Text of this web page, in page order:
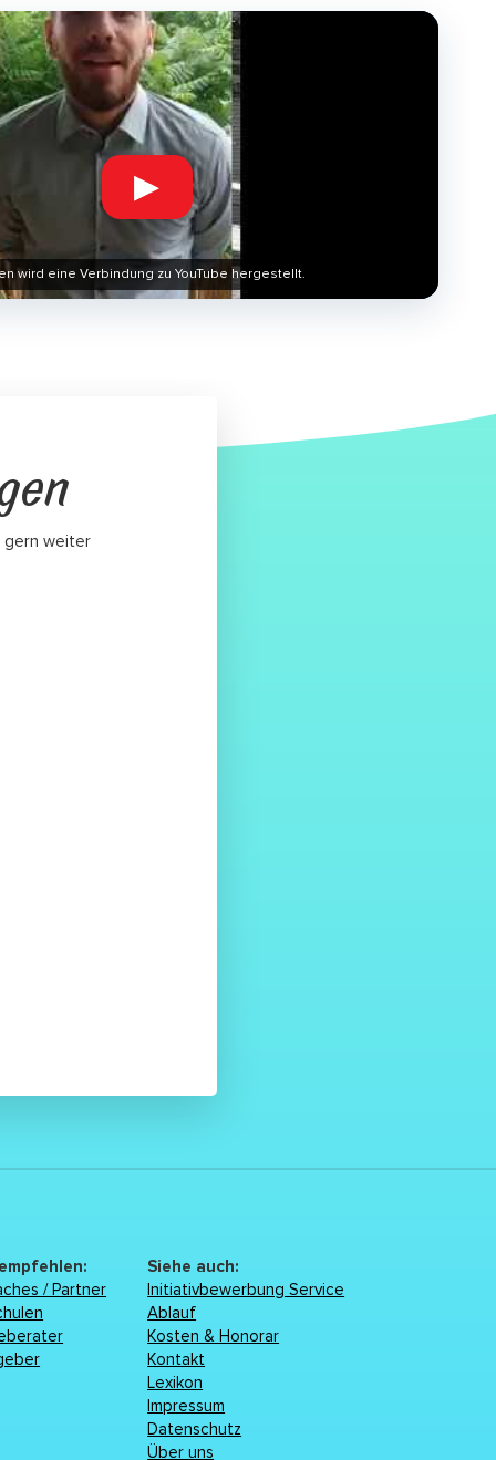
▶
wird eine Verbindung zu YouTube hergestellt.
gern weiter
/ Partner
Siehe auch:
Initiativbewerbung Service
Ablauf
Kosten & Honorar
Kontakt
Lexikon
Impressum
Datenschutz
Über uns